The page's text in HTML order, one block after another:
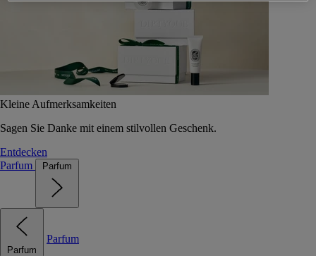
Kleine Aufmerksamkeiten
Sagen Sie Danke mit einem stilvollen Geschenk.
Entdecken
Parfum
Parfum
Parfum
Parfum